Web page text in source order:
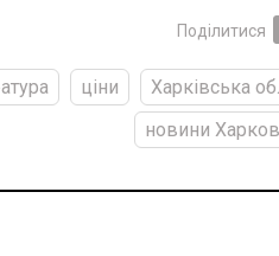
Поділитися
ціни Харківська
новини